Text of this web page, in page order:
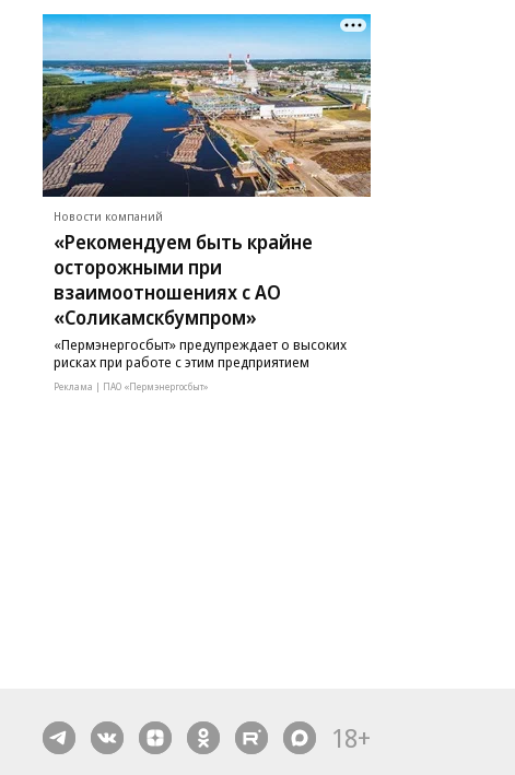
Новости компаний
«Рекомендуем быть крайне
осторожными при
взаимоотношениях с АО
«Соликамскбумпром»
«Пермэнергосбыт» предупреждает о высоких
рисках при работе с этим предприятием
Реклама | ПАО «Пермэнергосбыт»
18+